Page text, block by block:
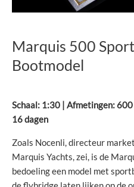
Marquis 500
Bootmodel
Schaal: 1:30 | Afmetingen:
16 dagen
Zoals Nocenli, directeur
Marquis Yachts, zei, is de
bedoeling een model met